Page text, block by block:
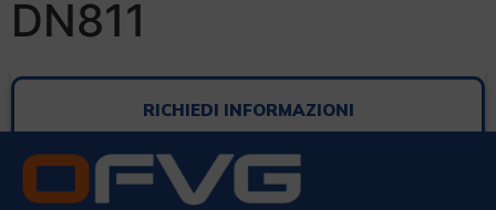
DN811
RICHIEDI INFORMAZIONI